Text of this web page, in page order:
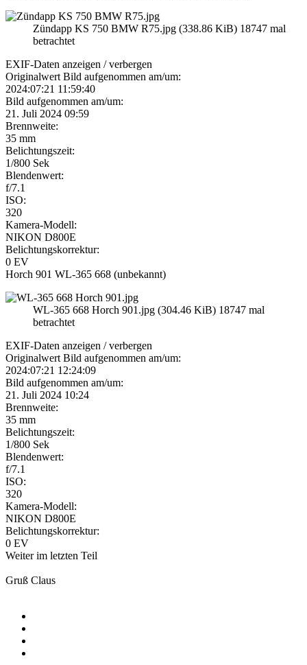
Zündapp KS 750 BMW R75.jpg (338.86 KiB) 18747 mal
betrachtet
EXIF-Daten anzeigen / verbergen
Originalwert Bild aufgenommen am/um:
2024:07:21 11:59:40
Bild aufgenommen am/um:
21. Juli 2024 09:59
Brennweite:
35 mm
Belichtungszeit:
1/800 Sek
Blendenwert:
f/7.1
ISO:
320
Kamera-Modell:
NIKON D800E
Belichtungskorrektur:
0 EV
Horch 901 WL-365 668 (unbekannt)
WL-365 668 Horch 901.jpg (304.46 KiB) 18747 mal
betrachtet
EXIF-Daten anzeigen / verbergen
Originalwert Bild aufgenommen am/um:
2024:07:21 12:24:09
Bild aufgenommen am/um:
21. Juli 2024 10:24
Brennweite:
35 mm
Belichtungszeit:
1/800 Sek
Blendenwert:
f/7.1
ISO:
320
Kamera-Modell:
NIKON D800E
Belichtungskorrektur:
0 EV
Weiter im letzten Teil
Gruß Claus